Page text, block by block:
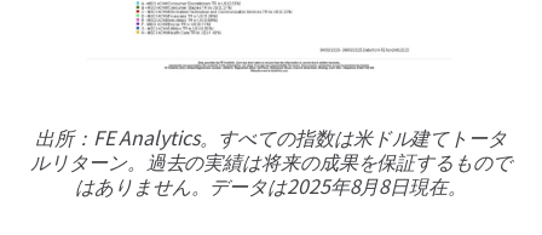
出所：FE Analytics。すべての指数は米ドル建てトータ
ルリターン。過去の実績は将来の成果を保証するもので
はありません。データは2025年8月8日現在。